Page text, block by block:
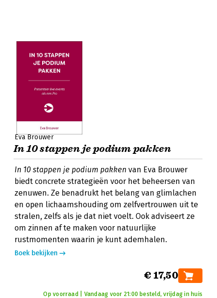
Eva Brouwer
In 10 stappen je podium pakken
In 10 stappen je podium pakken van Eva Brouwer
biedt concrete strategieën voor het beheersen van
zenuwen. Ze benadrukt het belang van glimlachen
en open lichaamshouding om zelfvertrouwen uit te
stralen, zelfs als je dat niet voelt. Ook adviseert ze
om zinnen af te maken voor natuurlijke
rustmomenten waarin je kunt ademhalen.
Boek bekijken
€ 17,50
Op voorraad | Vandaag voor 21:00 besteld, vrijdag in huis